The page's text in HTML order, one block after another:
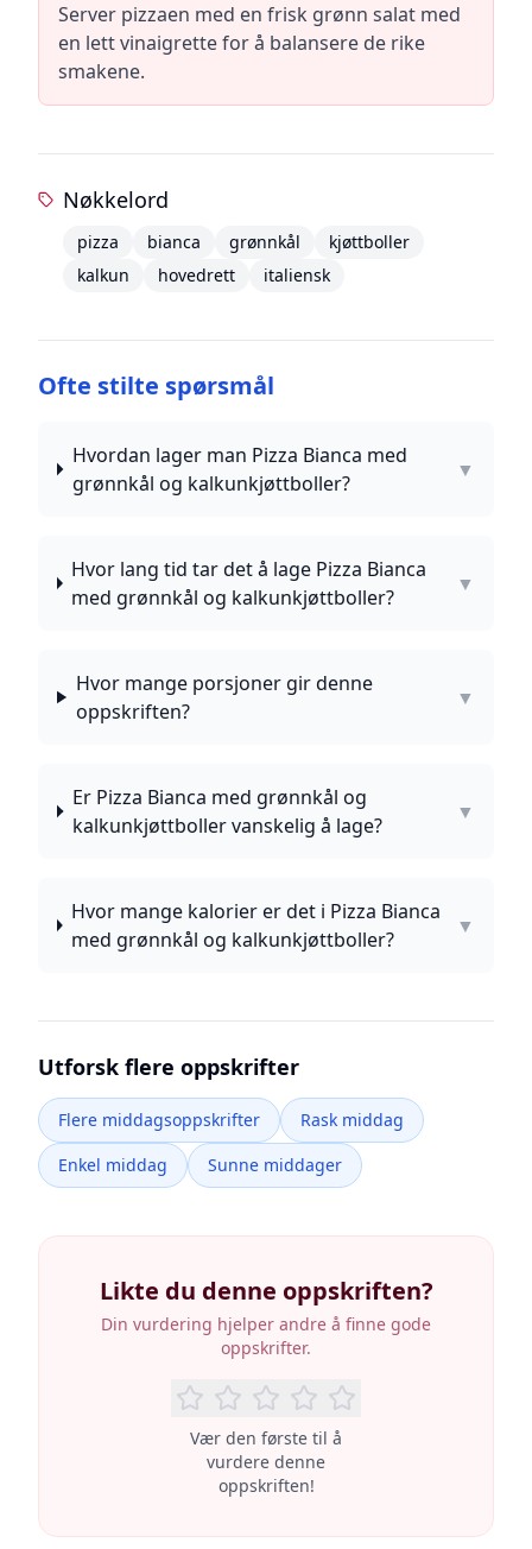
Server pizzaen med en frisk grønn salat med
en lett vinaigrette for å balansere de rike
smakene.
Nøkkelord
pizza bianca grønnkål
kjøttboller
kalkun
hovedrett italiensk
Ofte stilte spørsmål
Hvordan lager man Pizza Bianca med
grønnkål og kalkunkjøttboller?
▼
Hvor lang tid tar det å lage Pizza Bianca
med grønnkål og kalkunkjøttboller?
▼
Hvor mange porsjoner gir denne
oppskriften?
▼
Er Pizza Bianca med grønnkål og
kalkunkjøttboller vanskelig å lage?
▼
Hvor mange kalorier er det i Pizza Bianca
med grønnkål og kalkunkjøttboller?
▼
Utforsk flere oppskrifter
Flere middagsoppskrifter
Rask middag
Enkel middag
Sunne middager
Likte du denne oppskriften?
Din vurdering hjelper andre å finne gode
oppskrifter.
Vær den første til å
vurdere denne
oppskriften!